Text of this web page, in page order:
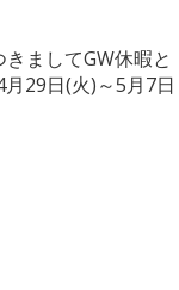
ましてGW休暇と
29日(火)～5月7日